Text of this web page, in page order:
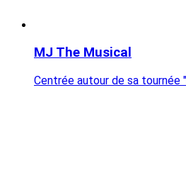
MJ The Musical
Centrée autour de sa tournée